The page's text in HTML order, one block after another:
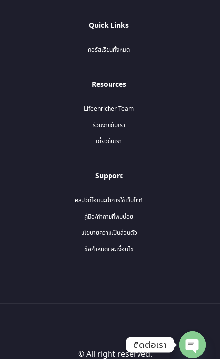
Quick Links
คอร์สเรียนทั้งหมด
Resources
Lifeenricher Team
ร่วมงานกับเรา
เกี่ยวกับเรา
Support
คลิปวีดีโอแนะนำการใช้เว็บไซต์
คู่มือ/คำถามที่พบบ่อย
นโยบายความเป็นส่วนตัว
ข้อกำหนดและเงื่อนไข
© All right reserved.
ติดต่อเรา